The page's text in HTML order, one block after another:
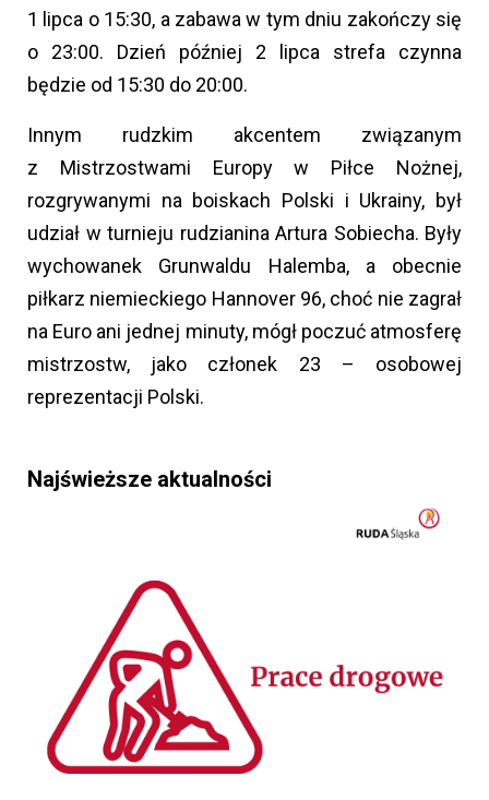
1 lipca o 15:30, a zabawa w tym dniu zakończy się
o 23:00. Dzień później 2 lipca strefa czynna
będzie od 15:30 do 20:00.
Innym rudzkim akcentem związanym
z Mistrzostwami Europy w Piłce Nożnej,
rozgrywanymi na boiskach Polski i Ukrainy, był
udział w turnieju rudzianina Artura Sobiecha. Były
wychowanek Grunwaldu Halemba, a obecnie
piłkarz niemieckiego Hannover 96, choć nie zagrał
na Euro ani jednej minuty, mógł poczuć atmosferę
mistrzostw, jako członek 23 – osobowej
reprezentacji Polski.
Najświeższe aktualności